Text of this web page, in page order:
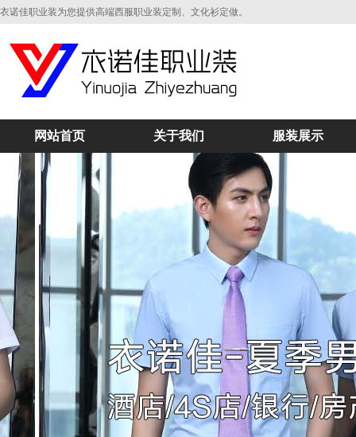
衣诺佳职业装为您提供高端西服职业装定制、文化衫定做。
网站首页 关于我们 服装展示